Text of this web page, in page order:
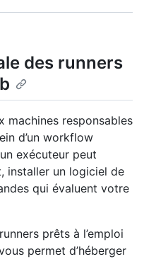
des runners
machines responsables
d’un workflow
exécuteur peut
installer un logiciel de
qui évaluent votre
prêts à l’emploi
permet d’héberger